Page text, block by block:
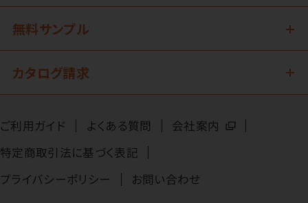
無料サンプル
カタログ請求
ご利用ガイド よくある質問
会社案内
特定商取引法に基づく表記
プライバシーポリシー
お問い合わせ